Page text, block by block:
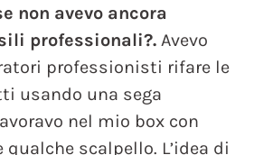
non avevo ancora
professionali?. Avevo
professionisti rifare le
usando una sega
nel mio box con
scalpello. L’idea di